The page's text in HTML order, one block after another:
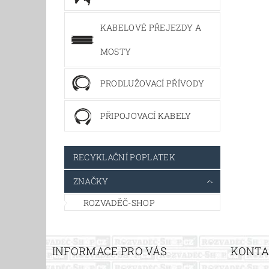
KABELOVÉ PŘEJEZDY A
MOSTY
PRODLUŽOVACÍ PŘÍVODY
PŘIPOJOVACÍ KABELY
RECYKLAČNÍ POPLATEK
ZNAČKY
ROZVADĚČ-SHOP
INFORMACE PRO VÁS